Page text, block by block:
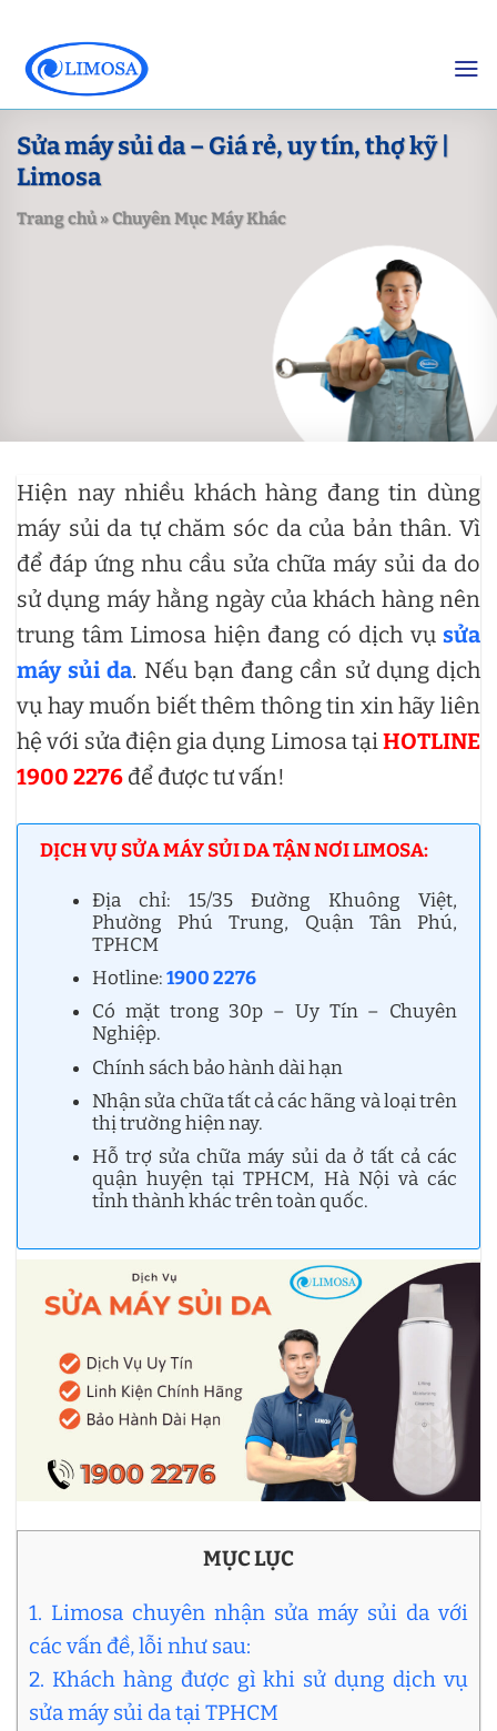
content
Sửa máy sủi da – Giá rẻ, uy tín, thợ kỹ |
Limosa
Trang chủ»Chuyên Mục Máy Khác
Hiện nay nhiều khách hàng đang tin dùng
máy sủi da tự chăm sóc da của bản thân. Vì
để đáp ứng nhu cầu sửa chữa máy sủi da do
sử dụng máy hằng ngày của khách hàng nên
trung tâm Limosa hiện đang có dịch vụ sửa
máy sủi da. Nếu bạn đang cần sử dụng dịch
vụ hay muốn biết thêm thông tin xin hãy liên
hệ với sửa điện gia dụng Limosa tạiHOTLINE
1900 2276 để được tư vấn!
DỊCH VỤ SỬA MÁY SỦI DA TẬN NƠI LIMOSA:
Địa chỉ: 15/35 Đường Khuông Việt,
Phường Phú Trung, Quận Tân Phú,
TPHCM
Hotline:1900 2276
Có mặt trong 30p – Uy Tín – Chuyên
Nghiệp.
Chính sách bảo hành dài hạn
Nhận sửa chữa tất cả các hãng và loại trên
thị trường hiện nay.
Hỗ trợ sửa chữa máy sủi da ở tất cả các
quận huyện tại TPHCM, Hà Nội và các
tỉnh thành khác trên toàn quốc.
MỤC LỤC
1. Limosa chuyên nhận sửa máy sủi da với
các vấn đề, lỗi như sau:
2. Khách hàng được gì khi sử dụng dịch vụ
sửa máy sủi da tại TPHCM